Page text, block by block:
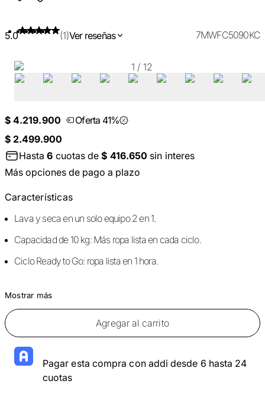
5.0 (1)Ver reseñas 7MWFC5090KC
1 / 12
$ 4.219.900
Oferta 41%
$ 2.499.900
Hasta6 cuotas de$ 416.650 sin interes
Más opciones de pago a plazo
Características
Lava y seca en un solo equipo 2 en 1.
Capacidad de 10 kg: Más ropa lista en cada ciclo.
Ciclo Ready to Go: ropa lista en 1 hora.
Mostrar más
Agregar al carrito
Pagar esta compra con addi desde 6 hasta 24
cuotas